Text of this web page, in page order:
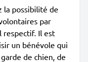
la possibilité de
par
respectif. Il est
un bénévole qui
de chien, de